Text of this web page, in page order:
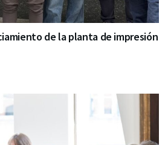
de la planta de impresión